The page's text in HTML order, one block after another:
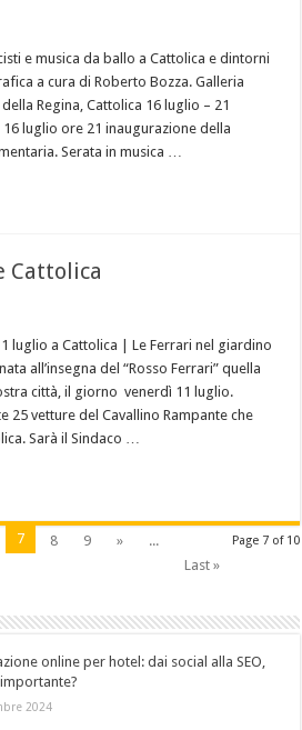
e musica da ballo a Cattolica e dintorni
a cura di Roberto Bozza. Galleria
Regina, Cattolica 16 luglio – 21
luglio ore 21 inaugurazione della
Serata in musica …
Cattolica
luglio a Cattolica | Le Ferrari nel giardino
all’insegna del “Rosso Ferrari” quella
città, il giorno venerdì 11 luglio.
25 vetture del Cavallino Rampante che
Sarà il Sindaco …
Page 7 of 10
7 8 9 »
...
Last »
online per hotel: dai social alla SEO,
2024